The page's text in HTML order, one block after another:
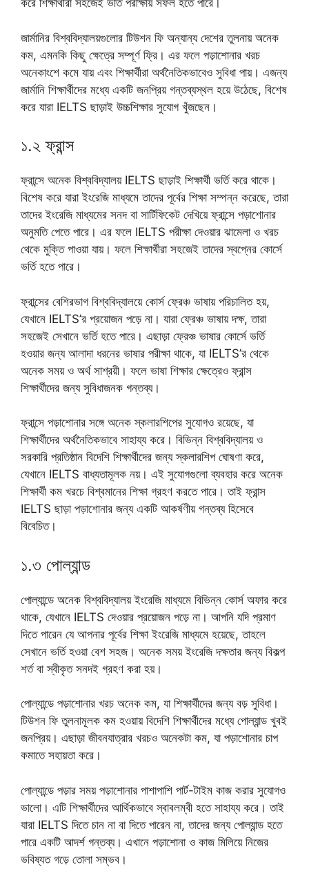
করে শিক্ষার্থীরা সহজেই ভর্তি পরীক্ষায় সফল হতে পারে।
জার্মানির বিশ্ববিদ্যালয়গুলোর টিউশন ফি অন্যান্য দেশের তুলনায় অনেক
কম, এমনকি কিছু ক্ষেত্রে সম্পূর্ণ ফ্রি। এর ফলে পড়াশোনার খরচ
অনেকাংশে কমে যায় এবং শিক্ষার্থীরা অর্থনৈতিকভাবেও সুবিধা পায়। এজন্য
জার্মানি শিক্ষার্থীদের মধ্যে একটি জনপ্রিয় গন্তব্যস্থল হয়ে উঠেছে, বিশেষ
করে যারা IELTS ছাড়াই উচ্চশিক্ষার সুযোগ খুঁজছেন।
১.২ ফ্রান্স
ফ্রান্সে অনেক বিশ্ববিদ্যালয় IELTS ছাড়াই শিক্ষার্থী ভর্তি করে থাকে।
বিশেষ করে যারা ইংরেজি মাধ্যমে তাদের পূর্বের শিক্ষা সম্পন্ন করেছে, তারা
তাদের ইংরেজি মাধ্যমের সনদ বা সার্টিফিকেট দেখিয়ে ফ্রান্সে পড়াশোনার
অনুমতি পেতে পারে। এর ফলে IELTS পরীক্ষা দেওয়ার ঝামেলা ও খরচ
থেকে মুক্তি পাওয়া যায়। ফলে শিক্ষার্থীরা সহজেই তাদের স্বপ্নের কোর্সে
ভর্তি হতে পারে।
ফ্রান্সের বেশিরভাগ বিশ্ববিদ্যালয়ে কোর্স ফ্রেঞ্চ ভাষায় পরিচালিত হয়,
যেখানে IELTS’র প্রয়োজন পড়ে না। যারা ফ্রেঞ্চ ভাষায় দক্ষ, তারা
সহজেই সেখানে ভর্তি হতে পারে। এছাড়া ফ্রেঞ্চ ভাষার কোর্সে ভর্তি
হওয়ার জন্য আলাদা ধরনের ভাষার পরীক্ষা থাকে, যা IELTS’র থেকে
অনেক সময় ও অর্থ সাশ্রয়ী। ফলে ভাষা শিক্ষার ক্ষেত্রেও ফ্রান্স
শিক্ষার্থীদের জন্য সুবিধাজনক গন্তব্য।
ফ্রান্সে পড়াশোনার সঙ্গে অনেক স্কলারশিপের সুযোগও রয়েছে, যা
শিক্ষার্থীদের অর্থনৈতিকভাবে সাহায্য করে। বিভিন্ন বিশ্ববিদ্যালয় ও
সরকারি প্রতিষ্ঠান বিদেশি শিক্ষার্থীদের জন্য স্কলারশিপ ঘোষণা করে,
যেখানে IELTS বাধ্যতামূলক নয়। এই সুযোগগুলো ব্যবহার করে অনেক
শিক্ষার্থী কম খরচে বিশ্বমানের শিক্ষা গ্রহণ করতে পারে। তাই ফ্রান্স
IELTS ছাড়া পড়াশোনার জন্য একটি আকর্ষণীয় গন্তব্য হিসেবে
বিবেচিত।
১.৩ পোল্যান্ড
পোল্যান্ডে অনেক বিশ্ববিদ্যালয় ইংরেজি মাধ্যমে বিভিন্ন কোর্স অফার করে
থাকে, যেখানে IELTS দেওয়ার প্রয়োজন পড়ে না। আপনি যদি প্রমাণ
দিতে পারেন যে আপনার পূর্বের শিক্ষা ইংরেজি মাধ্যমে হয়েছে, তাহলে
সেখানে ভর্তি হওয়া বেশ সহজ। অনেক সময় ইংরেজি দক্ষতার জন্য বিকল্প
শর্ত বা স্বীকৃত সনদই গ্রহণ করা হয়।
পোল্যান্ডে পড়াশোনার খরচ অনেক কম, যা শিক্ষার্থীদের জন্য বড় সুবিধা।
টিউশন ফি তুলনামূলক কম হওয়ায় বিদেশি শিক্ষার্থীদের মধ্যে পোল্যান্ড খুবই
জনপ্রিয়। এছাড়া জীবনযাত্রার খরচও অনেকটা কম, যা পড়াশোনার চাপ
কমাতে সহায়তা করে।
পোল্যান্ডে পড়ার সময় পড়াশোনার পাশাপাশি পার্ট-টাইম কাজ করার সুযোগও
ভালো। এটি শিক্ষার্থীদের আর্থিকভাবে স্বাবলম্বী হতে সাহায্য করে। তাই
যারা IELTS দিতে চান না বা দিতে পারেন না, তাদের জন্য পোল্যান্ড হতে
পারে একটি আদর্শ গন্তব্য। এখানে পড়াশোনা ও কাজ মিলিয়ে নিজের
ভবিষ্যত গড়ে তোলা সম্ভব।